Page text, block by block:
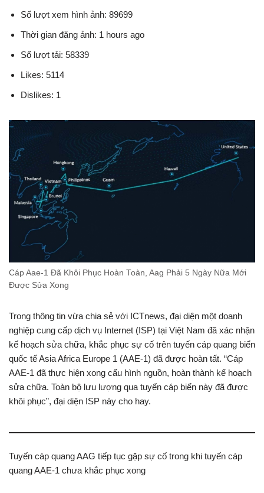
Số lượt xem hình ảnh: 89699
Thời gian đăng ảnh: 1 hours ago
Số lượt tải: 58339
Likes: 5114
Dislikes: 1
Cáp Aae-1 Đã Khôi Phục Hoàn Toàn, Aag Phải 5 Ngày Nữa Mới
Được Sửa Xong
Trong thông tin vừa chia sẻ với ICTnews, đại diện một doanh
nghiệp cung cấp dịch vụ Internet (ISP) tại Việt Nam đã xác nhận
kế hoạch sửa chữa, khắc phục sự cố trên tuyến cáp quang biển
quốc tế Asia Africa Europe 1 (AAE-1) đã được hoàn tất. “Cáp
AAE-1 đã thực hiện xong cấu hình nguồn, hoàn thành kế hoạch
sửa chữa. Toàn bộ lưu lượng qua tuyến cáp biển này đã được
khôi phục”, đại diện ISP này cho hay.
Tuyến cáp quang AAG tiếp tục gặp sự cố trong khi tuyến cáp
quang AAE-1 chưa khắc phục xong